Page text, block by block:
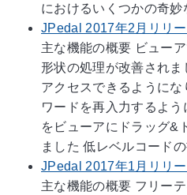
におけるいくつかの奇
JPedal 2017年2月リリ
主な機能の概要 ビュー
形状の処理が改善され
アクセスできるように
ワードを再入力するよ
をビューアにドラッグ&
ました 低レベルコード
JPedal 2017年1月リリ
主な機能の概要 フリー